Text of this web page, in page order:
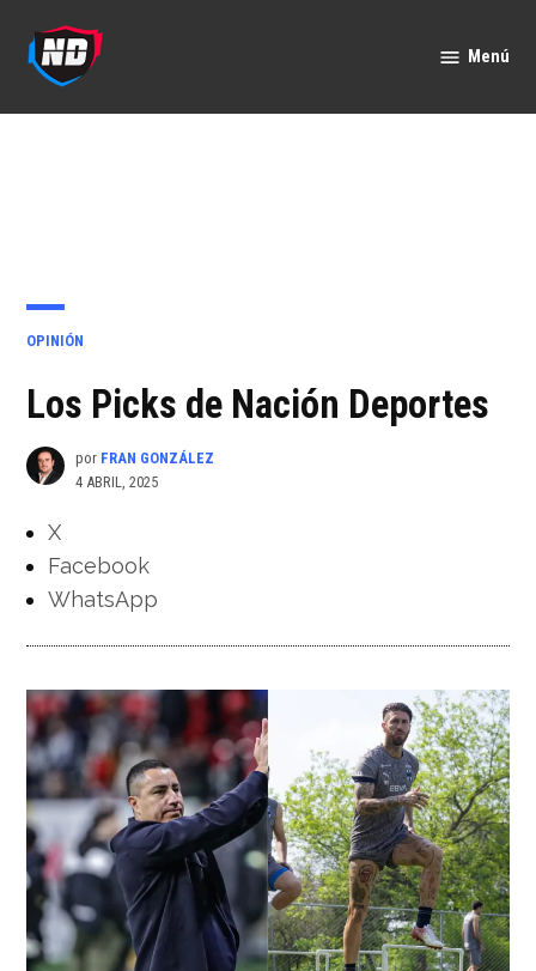
contenido
Menú
PUBLICADO
OPINIÓN
Los Picks de Nación Deportes
por FRAN GONZÁLEZ
4 ABRIL, 2025
X
Facebook
WhatsApp